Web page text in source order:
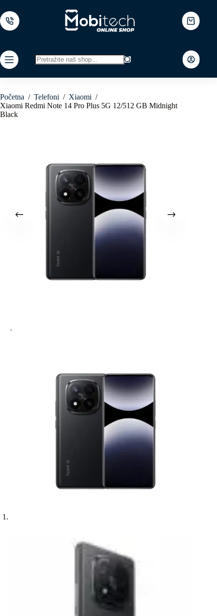
to
content
Shopping
cart
results
Početna / Telefoni / Xiaomi /
Xiaomi Redmi Note 14 Pro Plus 5G 12/512 GB Midnight
Black